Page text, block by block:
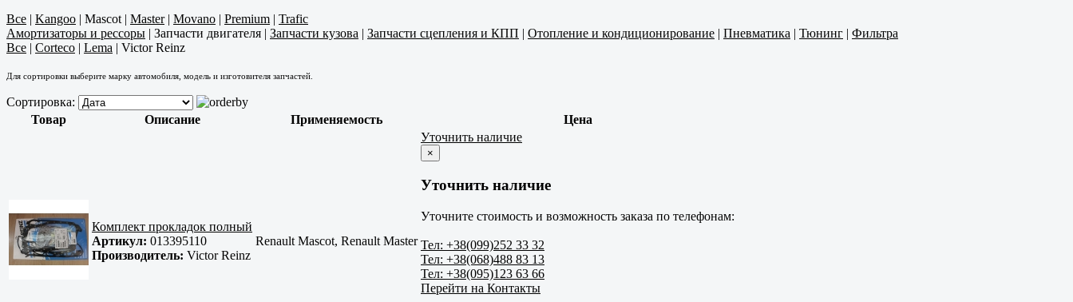
Все | Kangoo | Mascot | Master| Movano | Premium | Trafic
Амортизаторы и рессоры | Запчасти двигателя | Запчасти кузова | Запчасти сцепления и КПП | Отопление и кондиционирование | Пневматика | Тюнинг | Фильтра
Все | Corteco | Lema | Victor Reinz
Для сортировки выберите марку автомобиля, модель и изготовителя запчастей.
Сортировка:
Товар
Описание Применяемость Цена
Комплект прокладок полный
Артикул: 013395110
Производитель: Victor Reinz
Renault Mascot, Renault Master
Уточнить наличие
×
Уточнить наличие
Уточните стоимость и возможность заказа по телефонам:
Тел: +38(099)252 33 32
Тел: +38(068)488 83 13
Тел: +38(095)123 63 66
Перейти на Контакты